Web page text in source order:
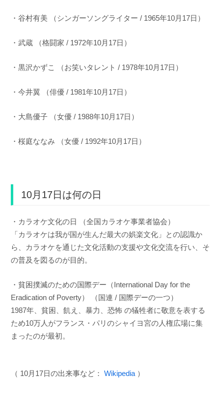
・谷村有美 （シンガーソングライター / 1965年10月17日）
・武蔵 （格闘家 / 1972年10月17日）
・黒沢かずこ （お笑いタレント / 1978年10月17日）
・今井翼 （俳優 / 1981年10月17日）
・大島優子 （女優 / 1988年10月17日）
・桜庭ななみ （女優 / 1992年10月17日）
10月17日は何の日
・カラオケ文化の日 （全国カラオケ事業者協会）
「カラオケは我が国が生んだ最大の娯楽文化」との認識か
ら、カラオケを通じた文化活動の支援や文化交流を行い、そ
の普及を図るのが目的。
・貧困撲滅のための国際デー（International Day for the
Eradication of Poverty） （国連 / 国際デーの一つ）
1987年、貧困、飢え、暴力、恐怖 の犠牲者に敬意を表する
ため10万人がフランス・パリのシャイヨ宮の人権広場に集
まったのが最初。
（ 10月17日の出来事など： Wikipedia ）